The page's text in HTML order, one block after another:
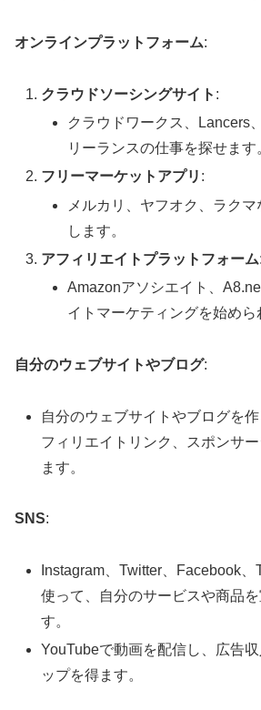
オンラインプラットフォーム:
クラウドソーシングサイト :
クラウドワークス、Lancers
リーランスの仕事を探せます
フリーマーケットアプリ :
メルカリ、ヤフオク、ラク
します。
アフィリエイトプラットフォーム:
Amazonアソシエイト、
イトマーケティングを始めら
自分のウェブサイトやブログ:
自分のウェブサイトやブログを
フィリエイトリンク、スポンサ
ます。
SNS:
Instagram、Twitter、Facebook
使って、自分のサービスや商品
す。
YouTubeで動画を配信し、広告
ップを得ます。